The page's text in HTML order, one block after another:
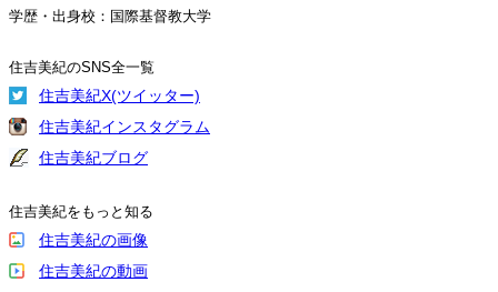
学歴・出身校：国際基督教大学
住吉美紀のSNS全一覧
住吉美紀X(ツイッター)
住吉美紀インスタグラム
住吉美紀ブログ
住吉美紀をもっと知る
住吉美紀の画像
住吉美紀の動画